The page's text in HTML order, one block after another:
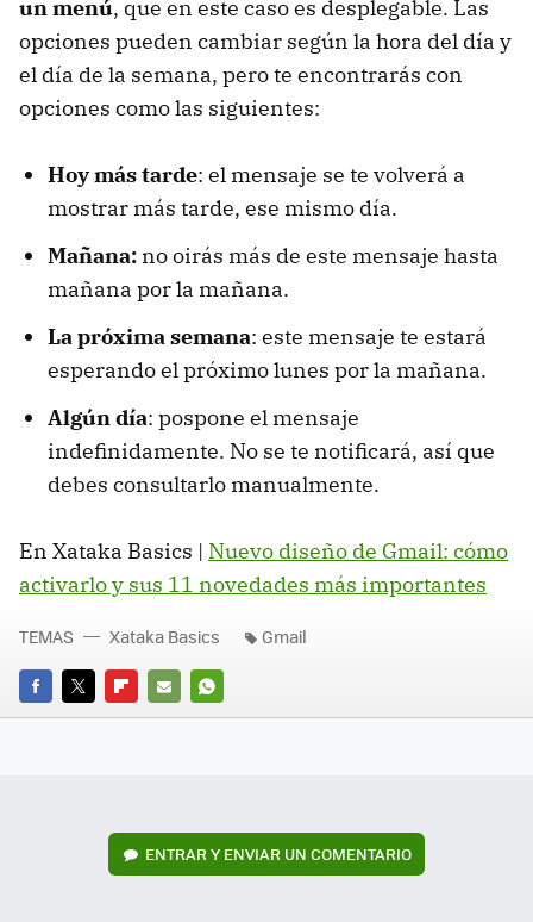
un menú, que en este caso es desplegable. Las
opciones pueden cambiar según la hora del día y
el día de la semana, pero te encontrarás con
opciones como las siguientes:
Hoy más tarde: el mensaje se te volverá a
mostrar más tarde, ese mismo día.
Mañana: no oirás más de este mensaje hasta
mañana por la mañana.
La próxima semana: este mensaje te estará
esperando el próximo lunes por la mañana.
Algún día: pospone el mensaje
indefinidamente. No se te notificará, así que
debes consultarlo manualmente.
En Xataka Basics | Nuevo diseño de Gmail: cómo
activarlo y sus 11 novedades más importantes
FACEBOOK
TWITTERFLIPBOARD
E-
WHATSAPP
TEMAS Xataka Basics Gmail
ENTRAR Y ENVIAR UN COMENTARIO